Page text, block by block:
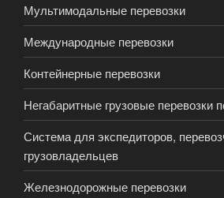
Мультимодальные перевозки
Международные перевозки
Контейнерные перевозки
Негабаритные грузовые перевозки
Система для экспедиторов,
грузовладельцев
Железнодорожные перевозки